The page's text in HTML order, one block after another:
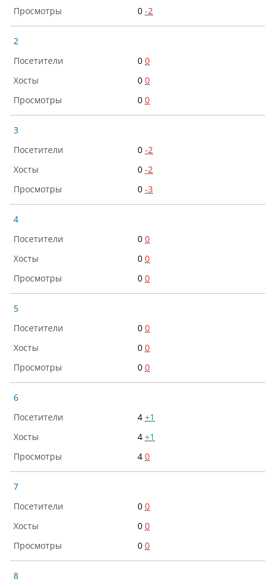
0 -2
2
0 0
0 0
0 0
3
0 -2
0 -2
0 -3
4
0 0
0 0
0 0
5
0 0
0 0
0 0
6
4 +1
4 +1
4 0
7
0 0
0 0
0 0
8